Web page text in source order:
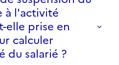
à l'activité
elle prise en
calculer
du salarié ?